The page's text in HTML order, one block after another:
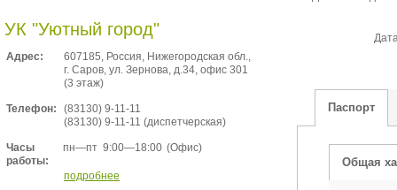
УК "Уютный город"
Адрес:
607185, Россия, Нижегородская обл.,
г. Саров, ул. Зернова, д.34, офис 301
(3 этаж)
Телефон:
(83130) 9-11-11
(83130) 9-11-11 (диспетчерская)
Часы
работы:
пн—пт 9:00—18:00 (Офис)
подробнее
Паспорт
Общая